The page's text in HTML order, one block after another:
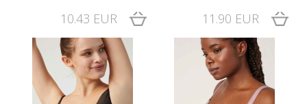
10.43 EUR
11.90 EUR